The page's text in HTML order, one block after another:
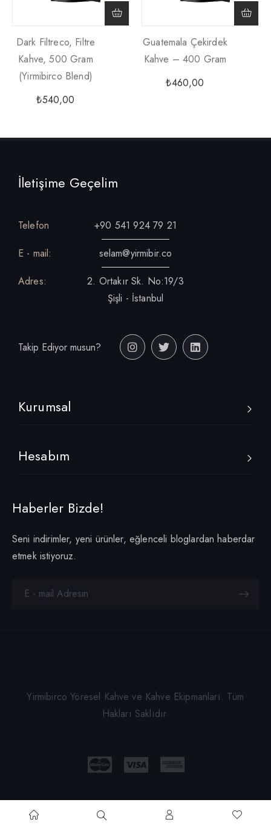
Dark Filtreco, Filtre
Kahve, 500 Gram
(yirmibirco Blend)
₺540,00
Guatemala Çekirdek
Kahve – 400 Gram
₺460,00
İletişime Geçelim
Telefon
+90 541 924 79 21
E - mail:
selam@yirmibir.co
Adres:
2. Ortakır Sk. No:19/3
Şişli - İstanbul
Takip Ediyor musun?
Kurumsal
Hesabım
Haberler Bizde!
Seni indirimler, yeni ürünler, eğlenceli bloglardan haberdar
etmek istiyoruz.
Yirmibirco Yöresel Kahve ve Kahve Ekipmanları. Tüm
Hakları Saklıdır.